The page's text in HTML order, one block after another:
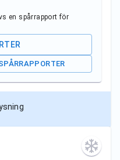
en spårrapport för